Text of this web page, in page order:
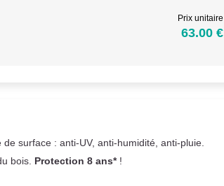
Prix unitaire
63.00 €
de surface : anti-UV, anti-humidité, anti-pluie.
bois. Protection 8 ans*!